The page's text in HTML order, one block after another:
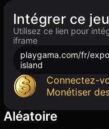
Intégrer ce jeu
Utilisez ce lien pour
iframe
playgama.com/fr/
island
Connectez-
Monétiser
Aléatoire